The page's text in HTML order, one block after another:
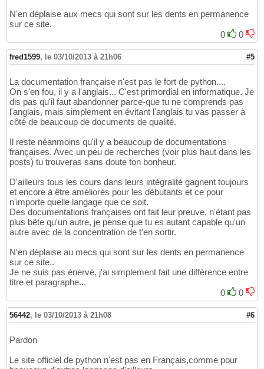
N'en déplaise aux mecs qui sont sur les dents en permanence
sur ce site.
0
0
fred1599, le 03/10/2013 à 21h06 #5
La documentation française n'est pas le fort de python....
On s'en fou, il y a l'anglais... C'est primordial en informatique. Je
dis pas qu'il faut abandonner parce-que tu ne comprends pas
l'anglais, mais simplement en évitant l'anglais tu vas passer à
côté de beaucoup de documents de qualité.
Il reste néanmoins qu'il y a beaucoup de documentations
françaises. Avec un peu de recherches (voir plus haut dans les
posts) tu trouveras sans doute ton bonheur.
D'ailleurs tous les cours dans leurs intégralité gagnent toujours
et encore à être améliorés pour les débutants et ce pour
n'importe quelle langage que ce soit.
Des documentations françaises ont fait leur preuve, n'étant pas
plus bête qu'un autre, je pense que tu es autant capable qu'un
autre avec de la concentration de t'en sortir.
N'en déplaise au mecs qui sont sur les dents en permanence
sur ce site..
Je ne suis pas énervé, j'ai simplement fait une différence entre
titre et paragraphe...
0
0
56442, le 03/10/2013 à 21h08 #6
Pardon
Le site officiel de python n'est pas en Français,comme pour